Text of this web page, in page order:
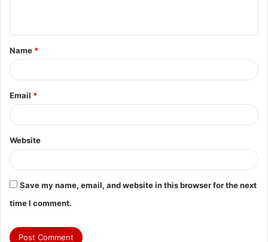
t
*
Name *
Email *
Website
Save my name, email, and website in this browser for the next
time I comment.